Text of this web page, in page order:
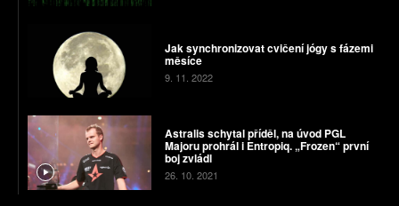
Jak synchronizovat cvičení jógy s fázemi
měsíce
9. 11. 2022
Astralis schytal příděl, na úvod PGL
Majoru prohrál i Entropiq. „Frozen“ první
boj zvládl
26. 10. 2021